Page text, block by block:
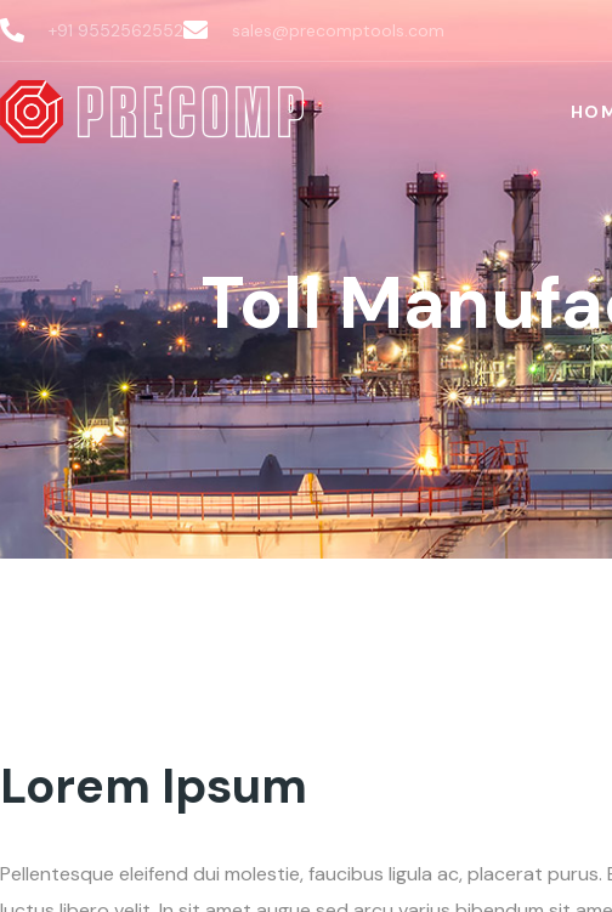
+91 9552562552 sales@precomptools.com
Toll
Lorem Ipsum
Pellentesque eleifend dui molestie, faucibus ligula ac, placerat purus.